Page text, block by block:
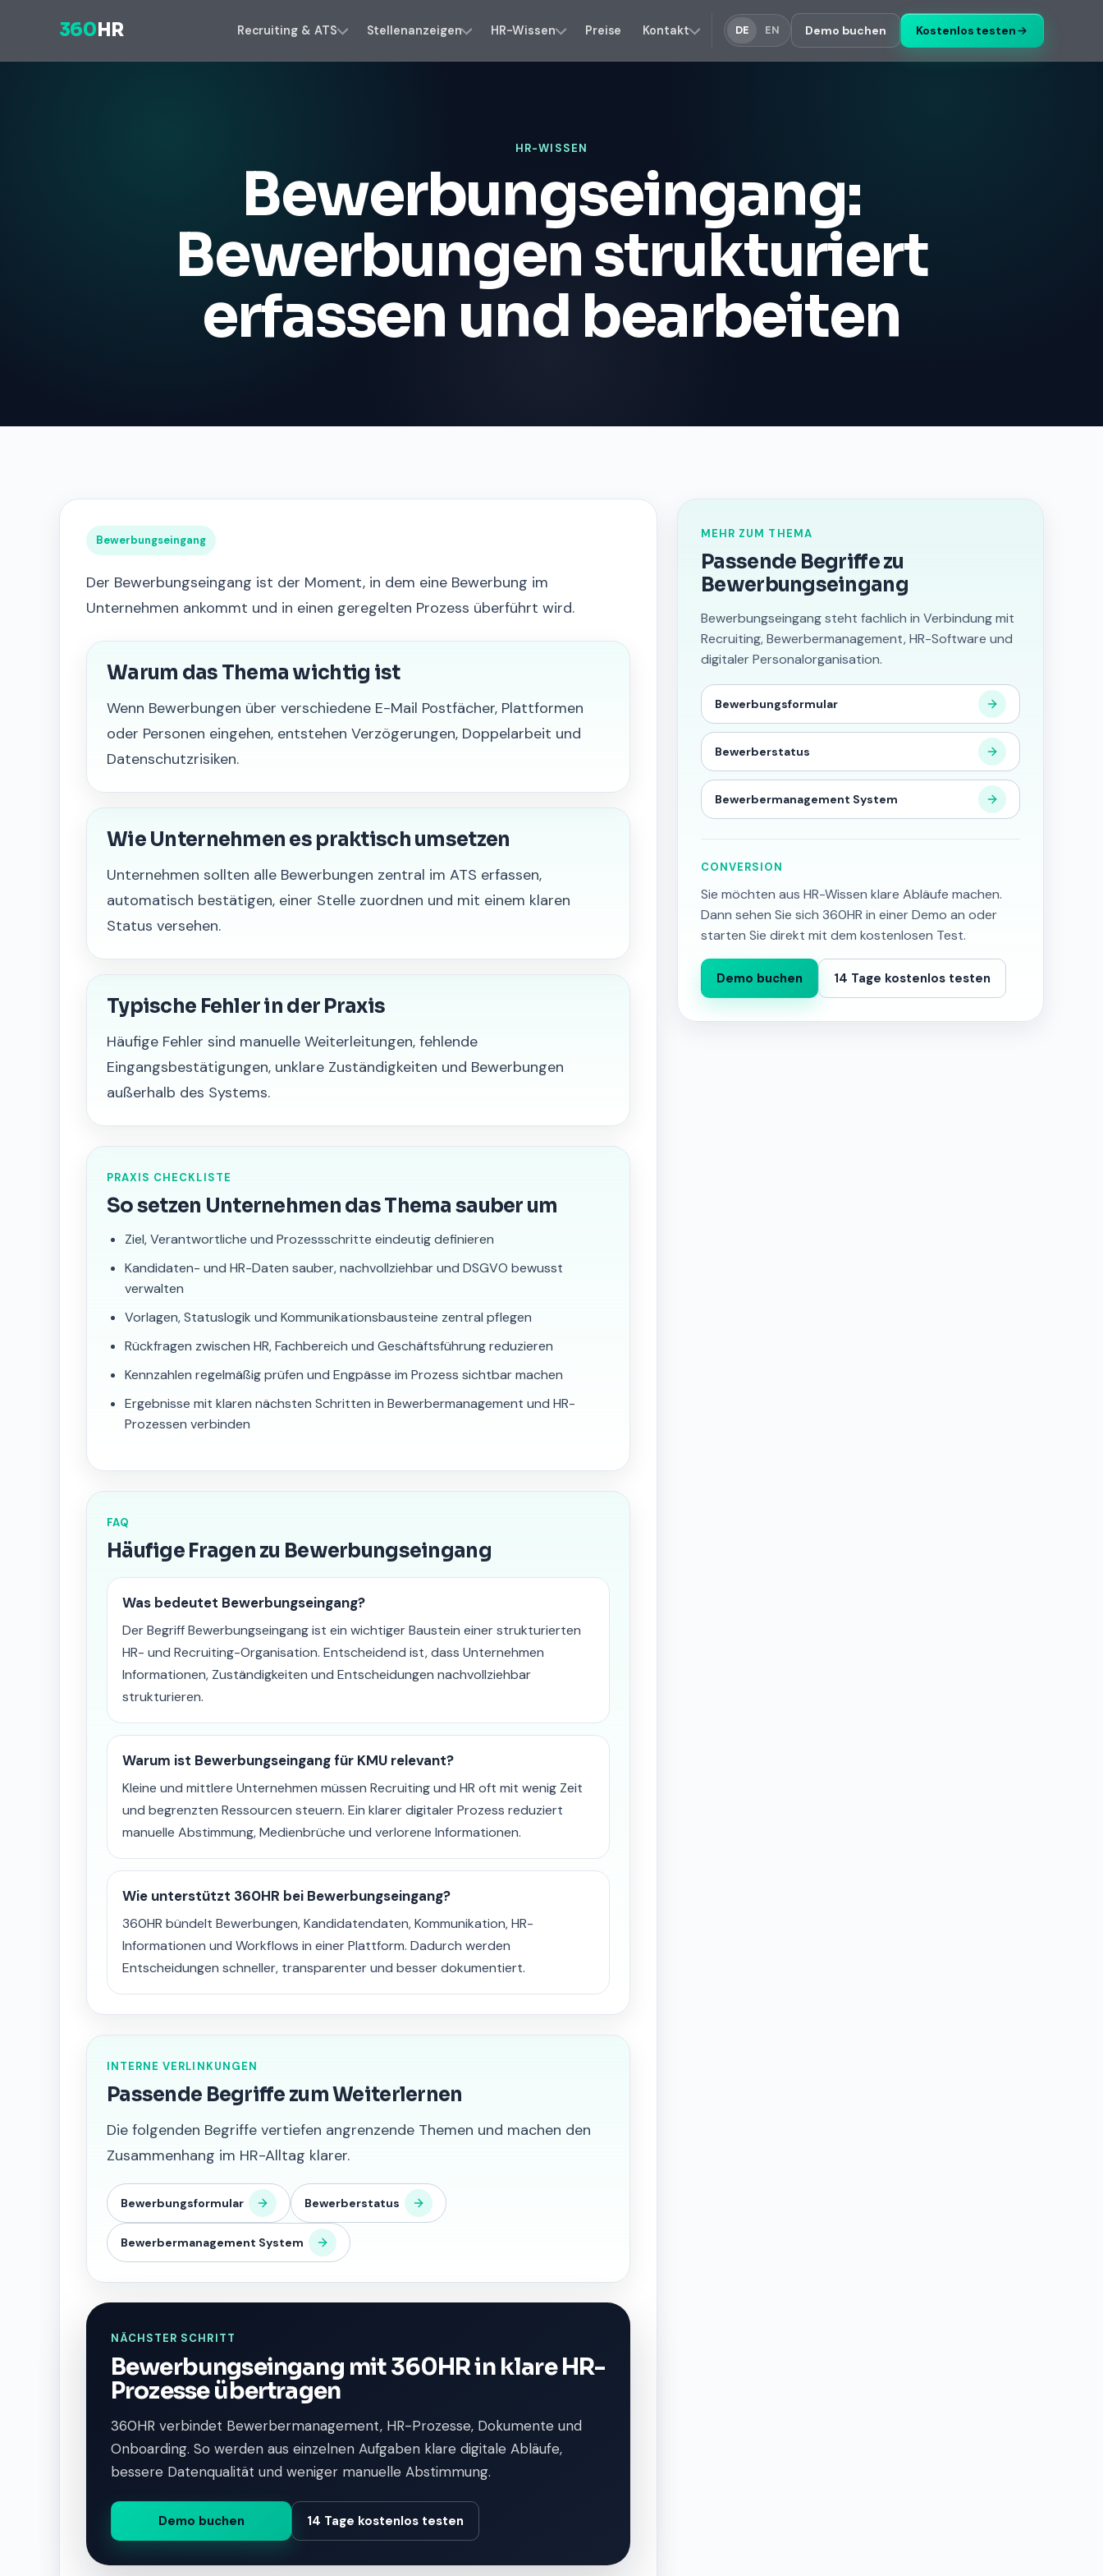
360 HR Recruiting & ATS Stellenanzeigen HR-Wissen Preise Kontakt DE EN Demo buchen Kostenlos testen
HR-WISSEN
Bewerbungseingang:
Bewerbungen strukturiert
erfassen und bearbeiten
Bewerbungseingang
Der Bewerbungseingang ist der Moment, in dem eine Bewerbung im
Unternehmen ankommt und in einen geregelten Prozess überführt wird.
Warum das Thema wichtig ist
Wenn Bewerbungen über verschiedene E-Mail Postfächer, Plattformen
oder Personen eingehen, entstehen Verzögerungen, Doppelarbeit und
Datenschutzrisiken.
Wie Unternehmen es praktisch umsetzen
Unternehmen sollten alle Bewerbungen zentral im ATS erfassen,
automatisch bestätigen, einer Stelle zuordnen und mit einem klaren
Status versehen.
Typische Fehler in der Praxis
Häufige Fehler sind manuelle Weiterleitungen, fehlende
Eingangsbestätigungen, unklare Zuständigkeiten und Bewerbungen
außerhalb des Systems.
PRAXIS CHECKLISTE
So setzen Unternehmen das Thema sauber um
Ziel, Verantwortliche und Prozessschritte eindeutig definieren
Kandidaten- und HR-Daten sauber, nachvollziehbar und DSGVO bewusst
verwalten
Vorlagen, Statuslogik und Kommunikationsbausteine zentral pflegen
Rückfragen zwischen HR, Fachbereich und Geschäftsführung reduzieren
Kennzahlen regelmäßig prüfen und Engpässe im Prozess sichtbar machen
Ergebnisse mit klaren nächsten Schritten in Bewerbermanagement und HR-
Prozessen verbinden
FAQ
Häufige Fragen zu Bewerbungseingang
Was bedeutet Bewerbungseingang?
Der Begriff Bewerbungseingang ist ein wichtiger Baustein einer strukturierten
HR- und Recruiting-Organisation. Entscheidend ist, dass Unternehmen
Informationen, Zuständigkeiten und Entscheidungen nachvollziehbar
strukturieren.
Warum ist Bewerbungseingang für KMU relevant?
Kleine und mittlere Unternehmen müssen Recruiting und HR oft mit wenig Zeit
und begrenzten Ressourcen steuern. Ein klarer digitaler Prozess reduziert
manuelle Abstimmung, Medienbrüche und verlorene Informationen.
Wie unterstützt 360HR bei Bewerbungseingang?
360HR bündelt Bewerbungen, Kandidatendaten, Kommunikation, HR-
Informationen und Workflows in einer Plattform. Dadurch werden
Entscheidungen schneller, transparenter und besser dokumentiert.
INTERNE VERLINKUNGEN
Passende Begriffe zum Weiterlernen
Die folgenden Begriffe vertiefen angrenzende Themen und machen den
Zusammenhang im HR-Alltag klarer.
Bewerbungsformular Bewerberstatus
Bewerbermanagement System
NÄCHSTER SCHRITT
Bewerbungseingang mit 360HR in klare HR-
Prozesse übertragen
360HR verbindet Bewerbermanagement, HR-Prozesse, Dokumente und
Onboarding. So werden aus einzelnen Aufgaben klare digitale Abläufe,
bessere Datenqualität und weniger manuelle Abstimmung.
Demo buchen 14 Tage kostenlos testen
MEHR ZUM THEMA
Passende Begriffe zu
Bewerbungseingang
Bewerbungseingang steht fachlich in Verbindung mit
Recruiting, Bewerbermanagement, HR-Software und
digitaler Personalorganisation.
Bewerbungsformular
Bewerberstatus
Bewerbermanagement System
CONVERSION
Sie möchten aus HR-Wissen klare Abläufe machen.
Dann sehen Sie sich 360HR in einer Demo an oder
starten Sie direkt mit dem kostenlosen Test.
Demo buchen 14 Tage kostenlos testen